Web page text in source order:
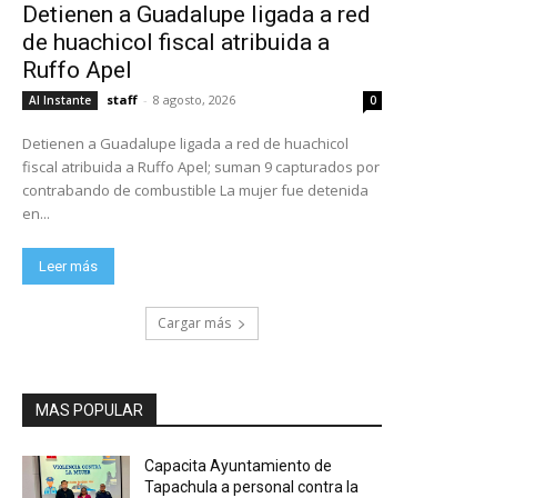
Detienen a Guadalupe ligada a red
de huachicol fiscal atribuida a
Ruffo Apel
Al Instante staff - 8 agosto, 2026 0
Detienen a Guadalupe ligada a red de huachicol
fiscal atribuida a Ruffo Apel; suman 9 capturados por
contrabando de combustible La mujer fue detenida
en...
Leer más
Cargar más
MAS POPULAR
Capacita Ayuntamiento de
Tapachula a personal contra la